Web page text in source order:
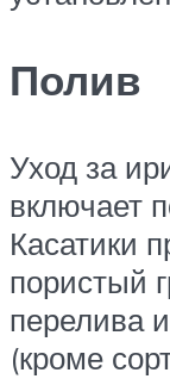
Полив
Уход за
включает
Касатики
пористый
перелива
(кроме